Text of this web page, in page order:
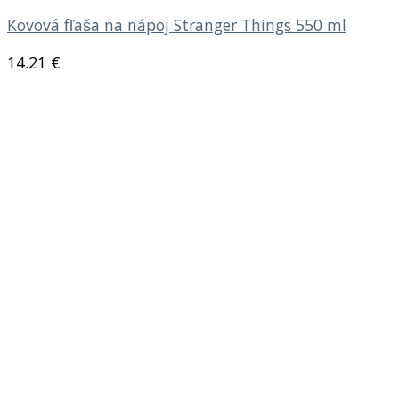
Kovová fľaša na nápoj Stranger Things 550 ml
14.21 €